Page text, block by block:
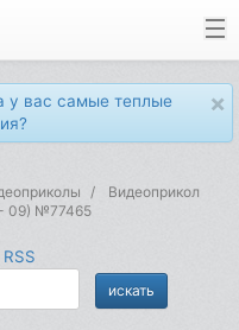
×
у вас самые теплые
Видеоприкол
09) №77465
RSS